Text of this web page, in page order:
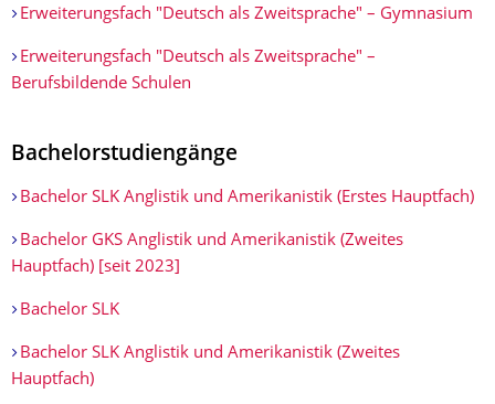
Erweiterungsfach "Deutsch als Zweitsprache" – Gymnasium
Erweiterungsfach "Deutsch als Zweitsprache" –
Berufsbildende Schulen
Bachelorstudiengänge
Bachelor SLK Anglistik und Amerikanistik (Erstes Hauptfach)
Bachelor GKS Anglistik und Amerikanistik (Zweites
Hauptfach) [seit 2023]
Bachelor SLK
Bachelor SLK Anglistik und Amerikanistik (Zweites
Hauptfach)